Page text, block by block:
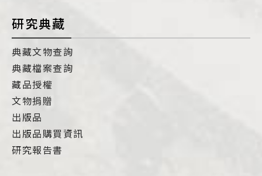
研究典藏
典藏文物查詢
典藏檔案查詢
藏品授權
文物捐贈
出版品
出版品購買資訊
研究報告書